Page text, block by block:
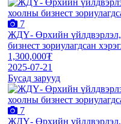
7
ЖДҮ- Өрхийн үйлдвэрлэл,
бизнест зориулагдсан
1,300,000₮
2025-07-21
Бусад зарууд
7
ЖДҮ- Өрхийн үйлдвэрлэл,